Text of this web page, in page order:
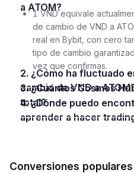
a ATOM?
1 VND equivale
de cambio de VND a
real en Bybit, con cero
tipo de cambio
vez que confirmas.
2. ¿Cómo ha fluctuado en 24 horas el tipo de
cambio de VND a
3. ¿Cuántos Cosmos Hub hay disponibles en
total?
4. ¿Dónde puedo encontrar recursos para
aprender a hacer
Conversiones